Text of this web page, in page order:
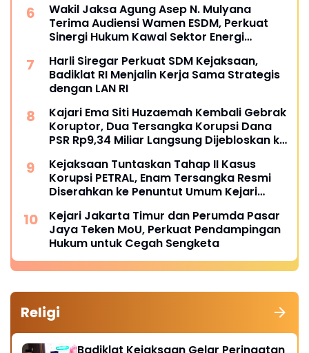
Wakil Jaksa Agung Asep N. Mulyana
Terima Audiensi Wamen ESDM, Perkuat
Sinergi Hukum Kawal Sektor Energi
Harli Siregar Perkuat SDM Kejaksaan,
Badiklat RI Menjalin Kerja Sama Strategis
dengan LAN RI
Kajari Ema Siti Huzaemah Kembali Gebrak
Koruptor, Dua Tersangka Korupsi Dana
PSR Rp9,34 Miliar Langsung Dijebloskan ke
Kejaksaan Tuntaskan Tahap II Kasus
Korupsi PETRAL, Enam Tersangka Resmi
Diserahkan ke Penuntut Umum Kejari
Kejari Jakarta Timur dan Perumda Pasar
Jaya Teken MoU, Perkuat Pendampingan
Hukum untuk Cegah Sengketa
Religi
Badiklat Kejaksaan Gelar Peringatan